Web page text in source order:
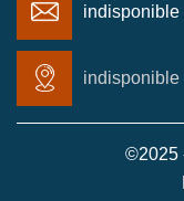
indisponible
indisponible
©2025